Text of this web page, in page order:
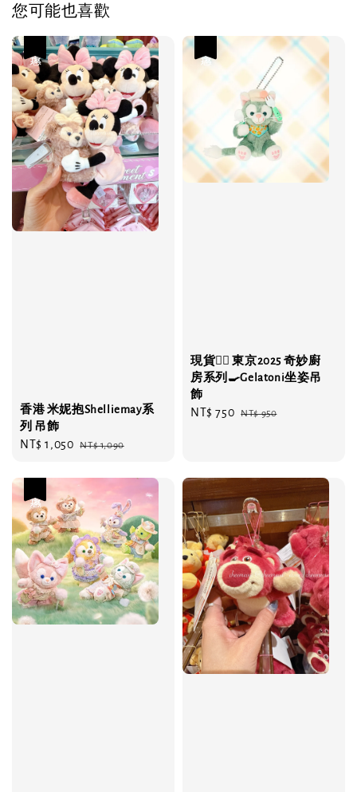
您可能也喜歡
香港 米妮抱Shelliemay系
列 吊飾
Sale
NT$ 1,050 Regular
NT$ 1,090
現貨❤️‍🔥 東京2025 奇妙廚
房系列🍳Gelatoni坐姿吊
飾
Sale
NT$ 750 Regular
NT$ 950